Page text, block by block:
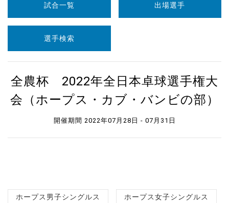
試合一覧 出場選手
選手検索
全農杯 2022年全日本卓球選手権大
会（ホープス・カブ・バンビの部）
開催期間 2022年07月28日 - 07月31日
ホープス男子シングルス ホープス女子シングルス